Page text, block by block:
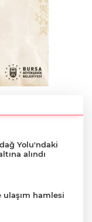
Yolu'ndaki
alındı
hamlesi